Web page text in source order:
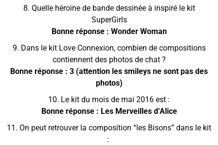
8. Quelle héroïne de bande dessinée à inspiré le kit
SuperGirls
Bonne réponse : Wonder Woman
9. Dans le kit Love Connexion, combien de compositions
contiennent des photos de chat ?
Bonne réponse : 3 (attention les smileys ne sont pas des
photos)
10. Le kit du mois de mai 2016 est :
Bonne réponse : Les Merveilles d’Alice
11. On peut retrouver la composition “les Bisons” dans le kit
: